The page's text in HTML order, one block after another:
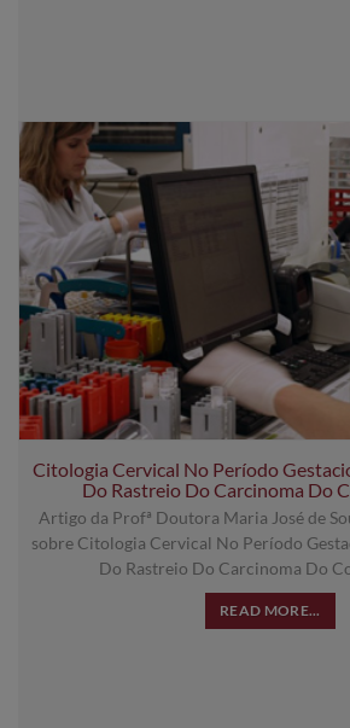
Citologia Cervical No Período
Do Rastreio Do Carcinoma Do
Artigo da Profª Doutora Maria José de
sobre Citologia Cervical No Período
Do Rastreio Do Carcinoma Do
READ MORE...